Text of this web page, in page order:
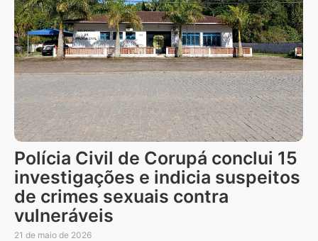
Polícia Civil de Corupá conclui 15
investigações e indicia suspeitos
de crimes sexuais contra
vulneráveis
21 de maio de 2026